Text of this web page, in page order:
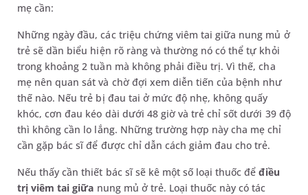
mẹ cần:
Những ngày đầu, các triệu chứng viêm tai giữa nung mủ ở
trẻ sẽ dần biểu hiện rõ ràng và thường nó có thể tự khỏi
trong khoảng 2 tuần mà không phải điều trị. Vì thế, cha
mẹ nên quan sát và chờ đợi xem diễn tiến của bệnh như
thế nào. Nếu trẻ bị đau tai ở mức độ nhẹ, không quấy
khóc, cơn đau kéo dài dưới 48 giờ và trẻ chỉ sốt dưới 39 độ
thì không cần lo lắng. Những trường hợp này cha mẹ chỉ
cần gặp bác sĩ để được chỉ dẫn cách giảm đau cho trẻ.
Nếu thấy cần thiết bác sĩ sẽ kê một số loại thuốc đểđiều
trị viêm tai giữa nung mủ ở trẻ. Loại thuốc này có tác